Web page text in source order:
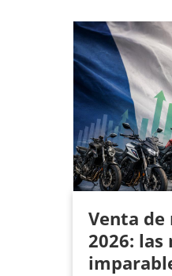
Venta de
2026: las